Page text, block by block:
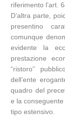
riferimento l’art.
D’altra parte,
presentino
comunque
evidente la
prestazione
“ristoro”
dell’ente
quadro del
e la
tipo estensivo.